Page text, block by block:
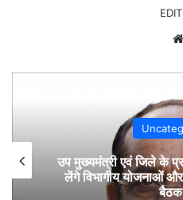
उप मुख्यमंत्री एवं जिले के
लेंगे विभागीय योजनाओं और